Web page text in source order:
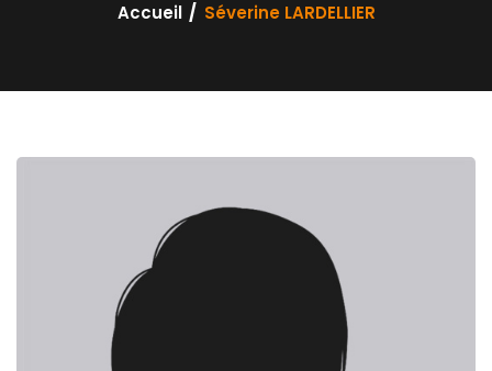
Accueil Séverine LARDELLIER